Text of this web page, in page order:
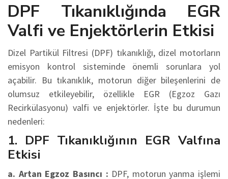
DPF Tıkanıklığında EGR
Valfi ve Enjektörlerin Etkisi
Dizel Partikül Filtresi (DPF) tıkanıklığı, dizel motorların
emisyon kontrol sisteminde önemli sorunlara yol
açabilir. Bu tıkanıklık, motorun diğer bileşenlerini de
olumsuz etkileyebilir, özellikle EGR (Egzoz Gazı
Recirkülasyonu) valfi ve enjektörler. İşte bu durumun
nedenleri:
1. DPF Tıkanıklığının EGR Valfına
Etkisi
a. Artan Egzoz Basıncı : DPF, motorun yanma işlemi